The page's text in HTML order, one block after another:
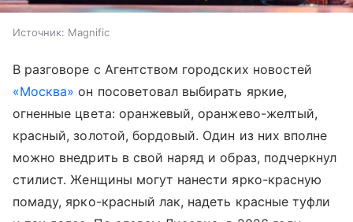
Источник: Magnific
В разговоре с Агентством городских новостей
«Москва» он посоветовал выбирать яркие,
огненные цвета: оранжевый, оранжево-желтый,
красный, золотой, бордовый. Один из них вполне
можно внедрить в свой наряд и образ, подчеркнул
стилист. Женщины могут нанести ярко-красную
помаду, ярко-красный лак, надеть красные туфли